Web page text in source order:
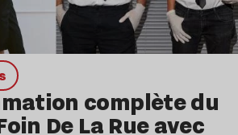
complète du
De La Rue avec